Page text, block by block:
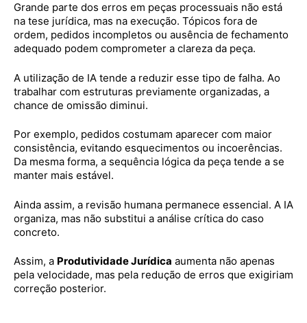
Grande parte dos erros em peças processuais não está
na tese jurídica, mas na execução. Tópicos fora de
ordem, pedidos incompletos ou ausência de fechamento
adequado podem comprometer a clareza da peça.
A utilização de IA tende a reduzir esse tipo de falha. Ao
trabalhar com estruturas previamente organizadas, a
chance de omissão diminui.
Por exemplo, pedidos costumam aparecer com maior
consistência, evitando esquecimentos ou incoerências.
Da mesma forma, a sequência lógica da peça tende a se
manter mais estável.
Ainda assim, a revisão humana permanece essencial. A IA
organiza, mas não substitui a análise crítica do caso
concreto.
Assim, a Produtividade Jurídica aumenta não apenas
pela velocidade, mas pela redução de erros que exigiriam
correção posterior.